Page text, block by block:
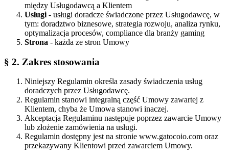
między Usługodawcą a Klientem
Usługi - usługi doradcze świadczone przez Usługodawcę, w
tym: doradztwo biznesowe, strategia rozwoju, analiza rynku,
optymalizacja procesów, compliance dla branży gaming
Strona - każda ze stron Umowy
§ 2. Zakres stosowania
Niniejszy Regulamin określa zasady świadczenia usług
doradczych przez Usługodawcę.
Regulamin stanowi integralną część Umowy zawartej z
Klientem, chyba że Umowa stanowi inaczej.
Akceptacja Regulaminu następuje poprzez zawarcie Umowy
lub złożenie zamówienia na usługi.
Regulamin dostępny jest na stronie www.gatocoio.com oraz
przekazywany Klientowi przed zawarciem Umowy.